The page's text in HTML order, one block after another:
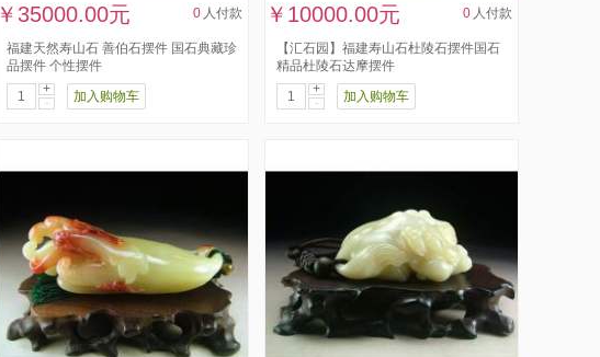
￥35000.00元 0 人付款
福建天然寿山石 善伯石摆件 国石典藏珍
品摆件 个性摆件
+
-
加入购物车
￥10000.00元 0 人付款
【汇石园】福建寿山石杜陵石摆件国石
精品杜陵石达摩摆件
+
-
加入购物车